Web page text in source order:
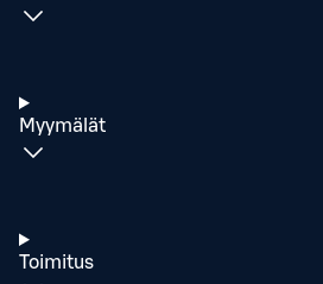
Myymälät
Toimitus